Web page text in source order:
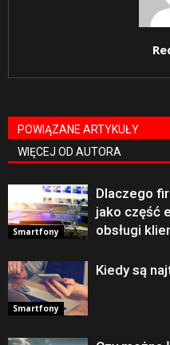
POWIĄZANE ARTYKUŁY
WIĘCEJ OD AUTORA
Smartfony
Dlaczego
jako część
obsługi
Smartfony
Kiedy są